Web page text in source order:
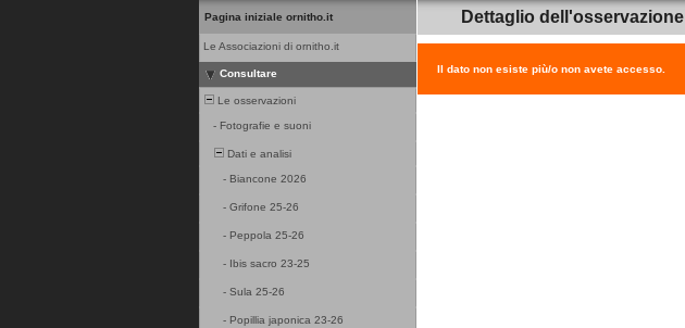
Pagina iniziale ornitho.it
Le Associazioni di ornitho.it
Consultare
Le osservazioni
- Fotografie e suoni
Dati e analisi
- Biancone 2026
- Grifone 25-26
- Peppola 25-26
- Ibis sacro 23-25
- Sula 25-26
- Popillia japonica 23-26
Dettaglio dell'osservazione
Il dato non esiste più/o non avete accesso.